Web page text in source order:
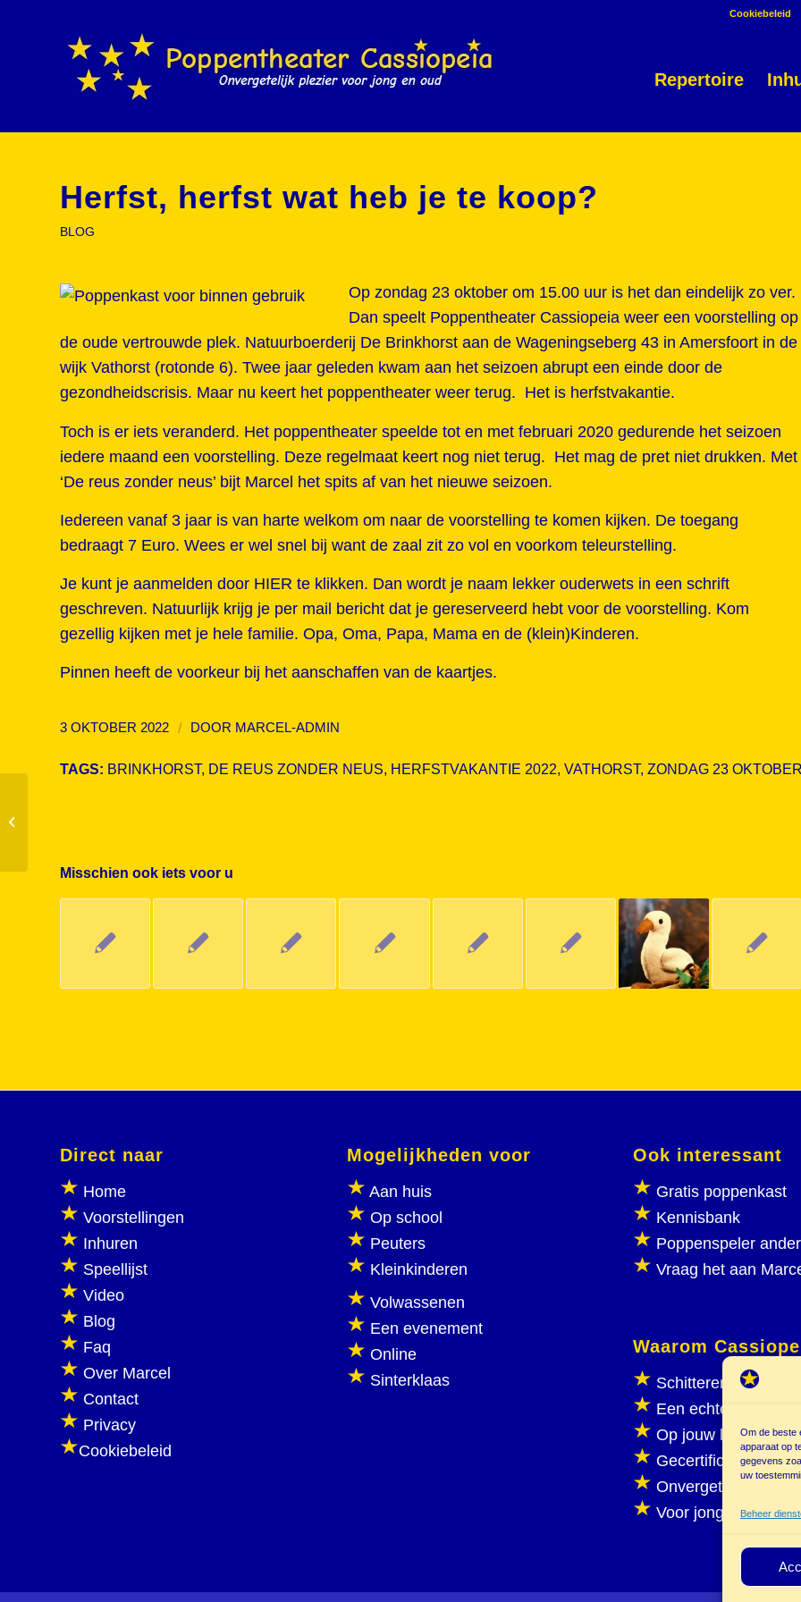
Om de beste
apparaat op
gegevens
uw
Beheer
Cookiebeleid
Repertoire
Herfst, herfst wat heb je te koop?
BLOG
Op zondag 23 oktober om 15.00 uur is het dan eindelijk zo ver.
Dan speelt Poppentheater Cassiopeia weer een voorstelling op
de oude vertrouwde plek. Natuurboerderij De Brinkhorst aan de Wageningseberg 43 in Amersfoort in de
wijk Vathorst (rotonde 6). Twee jaar geleden kwam aan het seizoen abrupt een einde door de
gezondheidscrisis. Maar nu keert het poppentheater weer terug. Het is herfstvakantie.
Toch is er iets veranderd. Het poppentheater speelde tot en met februari 2020 gedurende het seizoen
iedere maand een voorstelling. Deze regelmaat keert nog niet terug. Het mag de pret niet drukken. Met
‘De reus zonder neus’ bijt Marcel het spits af van het nieuwe seizoen.
Iedereen vanaf 3 jaar is van harte welkom om naar de voorstelling te komen kijken. De toegang
bedraagt 7 Euro. Wees er wel snel bij want de zaal zit zo vol en voorkom teleurstelling.
Je kunt je aanmelden door HIER te klikken. Dan wordt je naam lekker ouderwets in een schrift
geschreven. Natuurlijk krijg je per mail bericht dat je gereserveerd hebt voor de voorstelling. Kom
gezellig kijken met je hele familie. Opa, Oma, Papa, Mama en de (klein)Kinderen.
Pinnen heeft de voorkeur bij het aanschaffen van de kaartjes.
3 OKTOBER 2022 / DOOR MARCEL-ADMIN
TAGS: BRINKHORST, DE REUS ZONDER NEUS, HERFSTVAKANTIE 2022, VATHORST, ZONDAG 23
Misschien ook iets voor u
Direct naar
Home
Voorstellingen
Inhuren
Speellijst
Video
Blog
Faq
Over Marcel
Contact
Privacy
Cookiebeleid
Mogelijkheden voor
Aan huis
Op school
Peuters
Kleinkinderen
Volwassenen
Een evenement
Online
Sinterklaas
Ook interessant
Gratis poppenkast
Kennisbank
Poppenspeler
Vraag het aan
Waarom
Schitterend
Een echte
Op jouw locatie
Gecertificeerd
Onvergetelijk
Voor jong en oud